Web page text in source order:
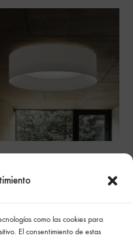
como las cookies para
El consentimiento de estas